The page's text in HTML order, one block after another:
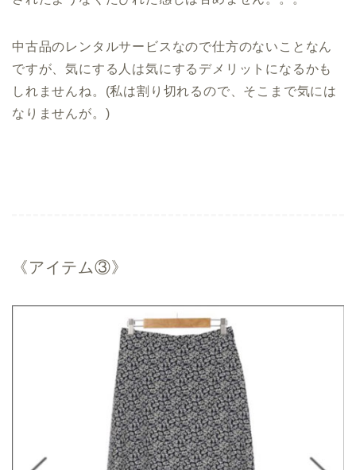
中古品のレンタルサービスなので仕方のないことなん
ですが、気にする人は気にするデメリットになるかも
しれませんね。(私は割り切れるので、そこまで気には
なりませんが。)
《アイテム③》